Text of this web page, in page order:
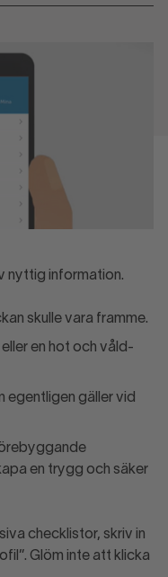
nyttig information.
skulle vara framme.
en hot och våld-
egentligen gäller vid
en trygg och säker
checklistor, skriv in
Glöm inte att klicka